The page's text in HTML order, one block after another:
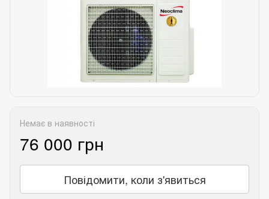
Немає в наявності
76 000 грн
Повідомити, коли з'явиться